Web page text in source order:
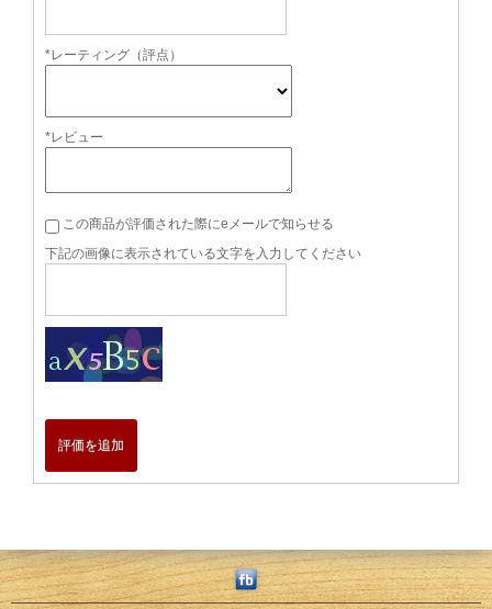
*レーティング（評点）
*レビュー
この商品が評価された際にeメールで知らせる
下記の画像に表示されている文字を入力してください
評価を追加